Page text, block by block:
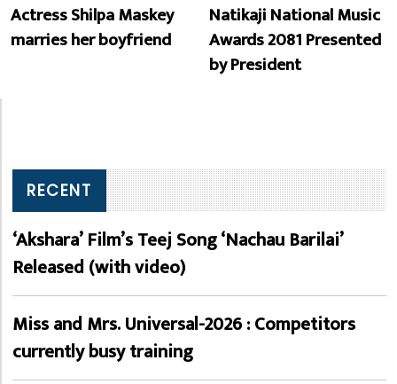
Actress Shilpa Maskey
marries her boyfriend
Natikaji National Music
Awards 2081 Presented
by President
RECENT
‘Akshara’ Film’s Teej Song ‘Nachau Barilai’
Released (with video)
Miss and Mrs. Universal-2026 : Competitors
currently busy training